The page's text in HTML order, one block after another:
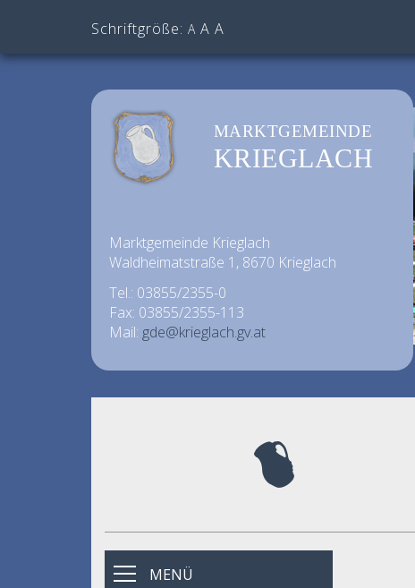
Schriftgröße: A A A
MARKTGEMEINDE
KRIEGLACH
Marktgemeinde Krieglach
Waldheimatstraße 1, 8670 Krieglach
Tel.: 03855/2355-0
Fax: 03855/2355-113
Mail: gde@krieglach.gv.at
MENÜ